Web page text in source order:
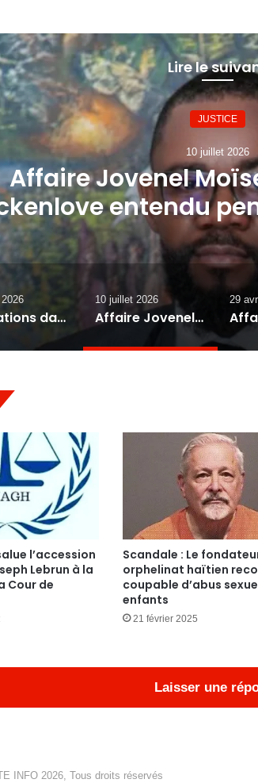
Lire le
JUSTICE
10 juillet 2026
Affaire Jovenel
entendu
heures par le juge
Révélations dans le dossier Arnel Bélizaire : la lettre d’un juge met la DCPJ sous pression
10 juillet 2026
Affaire Jovenel Moïse : Jean-Pierre Mackenlove entendu pendant près de deux heures par le juge d’instruction
29
l’accession
Lebrun à la
Cour de
Scandale : Le
orphelinat haïtien
coupable d’abus
enfants
21 février 2025
Laisser une
INFO 2026, Tous droits réservés